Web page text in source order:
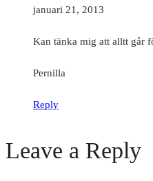
januari 21, 2013
Kan tänka mig att alltt går
Pernilla
Reply
Leave a Reply